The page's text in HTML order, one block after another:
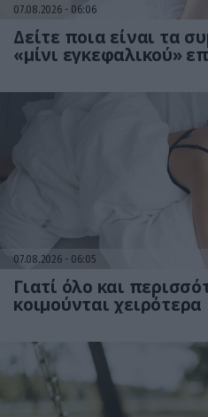
07.08.2026 06:06
Δείτε ποια είναι τα
«μίνι εγκεφαλικού»
07.08.2026 06:05
Γιατί όλο και
κοιμούνται χειρότερα